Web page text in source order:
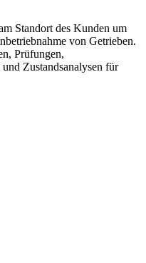
Standort des Kunden um
von Getrieben.
Prüfungen,
Zustandsanalysen für